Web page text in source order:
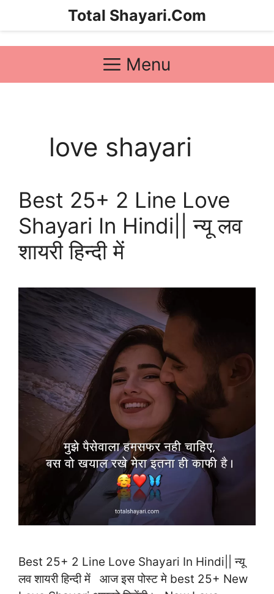
Total Shayari.Com
Menu
love shayari
Best 25+ 2 Line Love
Shayari In Hindi|| न्यू लव
शायरी हिन्दी में
Best 25+ 2 Line Love Shayari In Hindi|| न्यू
लव शायरी हिन्दी में आज इस पोस्ट मे best 25+ New